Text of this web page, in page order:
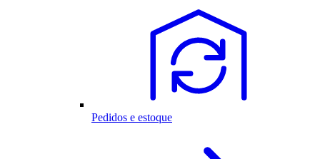
Pedidos e estoque